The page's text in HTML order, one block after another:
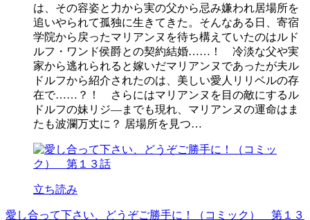
は、その容姿と力から実の父から忌み嫌われ居場所を
追いやられて孤独に生きてきた。そんなある日、寄宿
学院から戻ったマリアンヌを待ち構えていたのはルド
ルフ・ワンド侯爵との契約結婚……！ 冷淡な父や実
家から逃れられると嫁いだマリアンヌであったが夫ル
ドルフから紹介されたのは、美しい愛人リリベルの存
在で……？！ さらにはマリアンヌを目の敵にするル
ドルフの妹リジ―までも現れ、マリアンヌの運命はま
たも波瀾万丈に？ 居場所を見つ…
立ち読み
愛し合って下さい、どうぞご勝手に！（コミック） 第１３